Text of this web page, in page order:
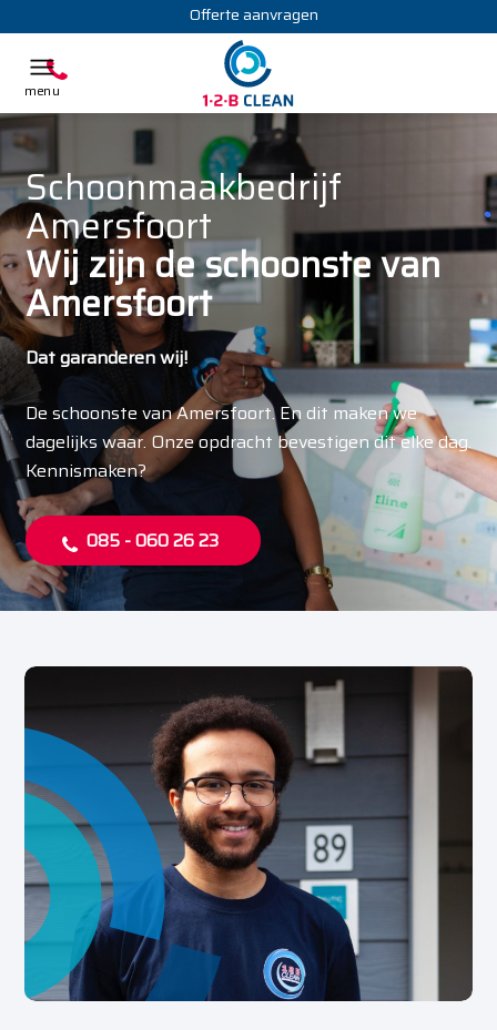
Offerte aanvragen
Schoonmaakbedrijf
Amersfoort
Wij zijn de schoonste van
Amersfoort
Dat garanderen wij!
De schoonste van Amersfoort. En dit maken we
dagelijks waar. Onze opdracht bevestigen dit elke dag.
Kennismaken?
085 - 060 26 23